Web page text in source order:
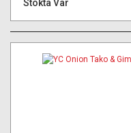
Stokta Var